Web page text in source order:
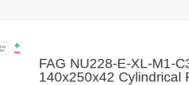
FAG NU228-E-XL-M1-
140x250x42 Cylindrical